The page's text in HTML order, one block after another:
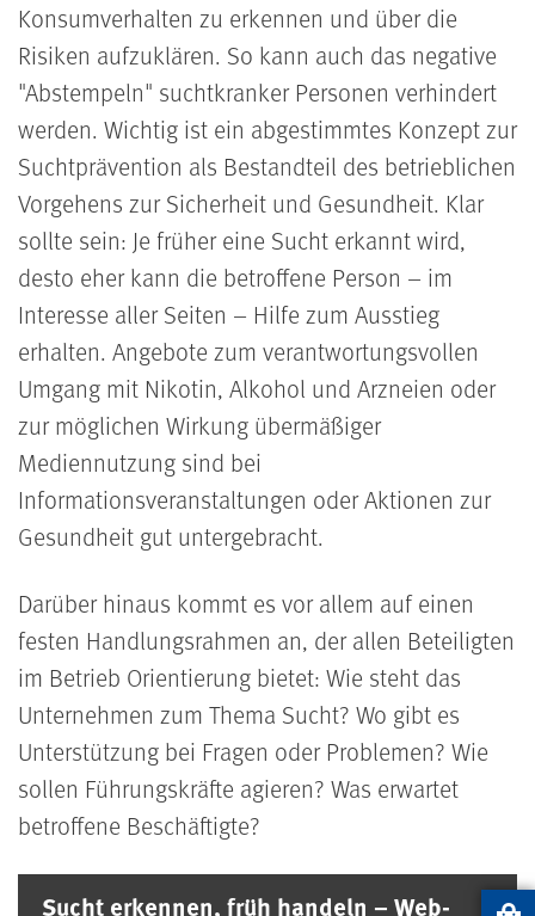
Konsumverhalten zu erkennen und über die
Risiken aufzuklären. So kann auch das negative
"Abstempeln" suchtkranker Personen verhindert
werden. Wichtig ist ein abgestimmtes Konzept zur
Suchtprävention als Bestandteil des betrieblichen
Vorgehens zur Sicherheit und Gesundheit. Klar
sollte sein: Je früher eine Sucht erkannt wird,
desto eher kann die betroffene Person – im
Interesse aller Seiten – Hilfe zum Ausstieg
erhalten. Angebote zum verantwortungsvollen
Umgang mit Nikotin, Alkohol und Arzneien oder
zur möglichen Wirkung übermäßiger
Mediennutzung sind bei
Informationsveranstaltungen oder Aktionen zur
Gesundheit gut untergebracht.
Darüber hinaus kommt es vor allem auf einen
festen Handlungsrahmen an, der allen Beteiligten
im Betrieb Orientierung bietet: Wie steht das
Unternehmen zum Thema Sucht? Wo gibt es
Unterstützung bei Fragen oder Problemen? Wie
sollen Führungskräfte agieren? Was erwartet
betroffene Beschäftigte?
Sucht erkennen, früh handeln – Web-